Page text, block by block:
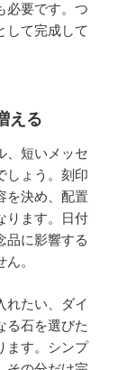
必要です。つ
して完成して
える
、短いメッセ
しょう。刻印
を決め、配置
ります。日付
品に影響する
。
れたい、ダイ
る石を選びた
ます。シンプ